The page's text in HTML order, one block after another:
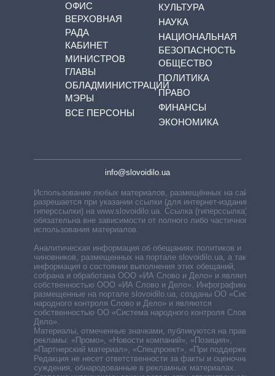
ОФИС
ВЕРХОВНАЯ
РАДА
КАБИНЕТ
МИНИСТРОВ
ГЛАВЫ
ОБЛАДМИНИСТРАЦИЙ
МЭРЫ
ВСЕ ПЕРСОНЫ
КУЛЬТУРА
НАУКА
НАЦИОНАЛЬНАЯ
БЕЗОПАСНОСТЬ
ОБЩЕСТВО
ПОЛИТИКА
ПРАВО
ФИНАНСЫ
ЭКОНОМИКА
info@slovoidilo.ua
Использование любых материалов, размещённых на сайте,
разрешается при указании ссылки (для интернет-изданий —
гиперссылки) на www.slovoidilo.ua. Ссылка (гиперссылка)
обязательна вне зависимости от полного либо частичного
использования материалов.
Аналитическая информация об обещаниях политиков и
чиновников, размещенных на портале slovoidilo.ua, а также
информация о состоянии выполнения этих обещаний,
собрана и обработана ООО «ИА Слово и Дело» и является
собственностью ООО «ИА Слово и Дело». Инфографики,
размещенные на портале slovoidilo.ua, созданы ОО «Система
народного контроля Слово и Дело» и являются
собственностью ОО «Система народного контроля Слово и
Дело».
Материалы, отмеченные значками, публикуются на правах
рекламы: «Промо», «Новости компаний», «Позиция»,
«Партнерский материал», «Спецпроект», «При поддержке».
Редакция не несет ответственности за факты и оценочные
суждения, обнародованные в рекламных материалах.